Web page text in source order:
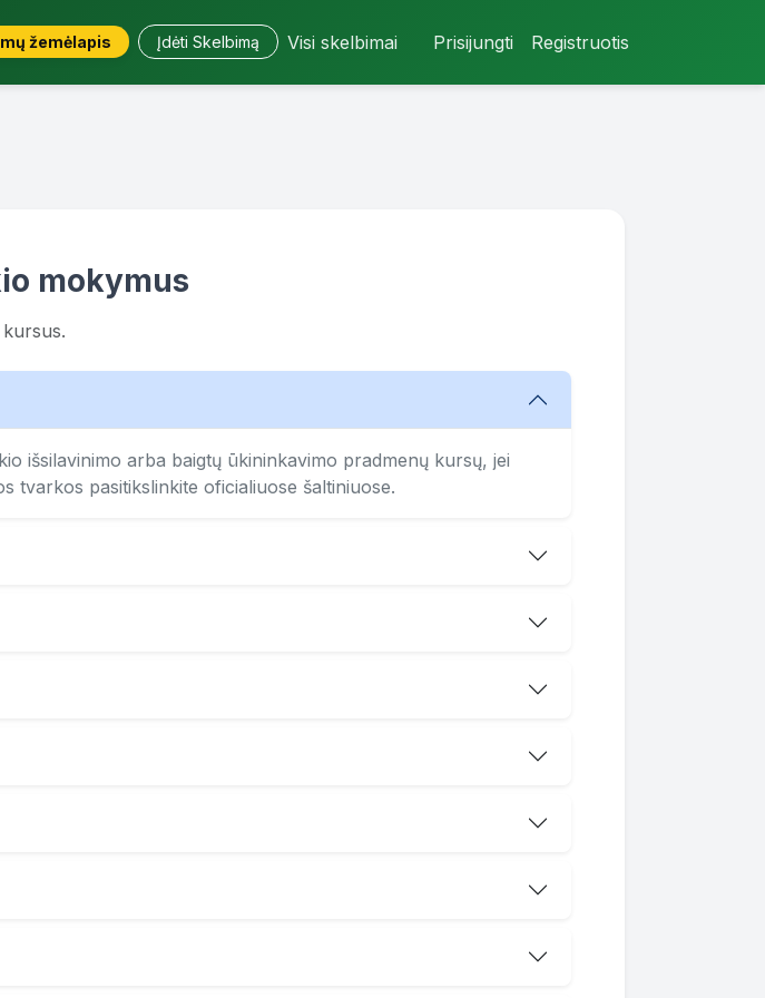
žemėlapis Įdėti Skelbimą Visi skelbimai Prisijungti Registruotis
mokymus
išsilavinimo arba baigtų ūkininkavimo pradmenų kursų, jei
tvarkos pasitikslinkite oficialiuose šaltiniuose.